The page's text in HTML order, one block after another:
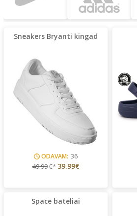
Sneakers Bryanti kingad
ODAVAM: 36
49.99€* 39.99€
Space bateliai